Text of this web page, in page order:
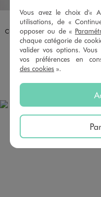
Disponible en 7 coloris
Culotte en microfibre et dentelle femme grande taille
12,99 €
5/5 de moyenne
(2 avis)
Vous avez le choix d'«
utilisations, de «
opposer ou de «
chaque catégorie de
valider vos options.
vos préférences en
des cookies ».